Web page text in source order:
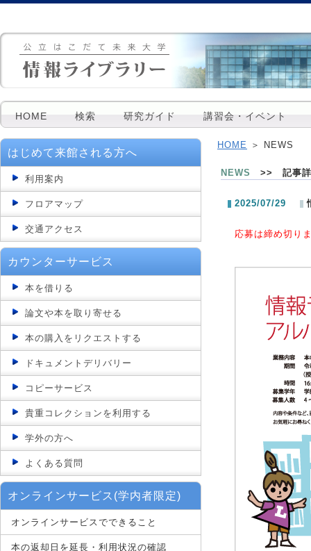
HOME 検索 研究ガイド 講習会・イベント
はじめて来館される方へ
利用案内
フロアマップ
交通アクセス
カウンターサービス
本を借りる
論文や本を取り寄せる
本の購入をリクエストする
ドキュメントデリバリー
コピーサービス
貴重コレクションを利用する
学外の方へ
よくある質問
オンラインサービス(学内者限定)
オンラインサービスでできること
本の返却日を延長・利用状況の確認
HOME ＞ NEWS
NEWS >> 記事
2025/07/29
応募は締め切り